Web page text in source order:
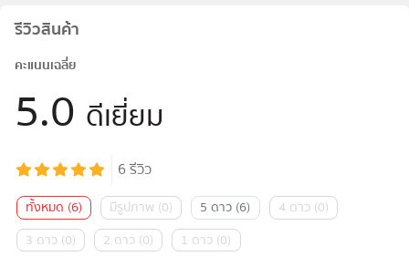
รีวิวสินค้า
คะแนนเฉลี่ย
5.0 ดีเยี่ยม
6รีวิว
ทั้งหมด (6) มีรูปภาพ (0) 5 ดาว (6) 4 ดาว (0)
3 ดาว (0) 2 ดาว (0) 1 ดาว (0)